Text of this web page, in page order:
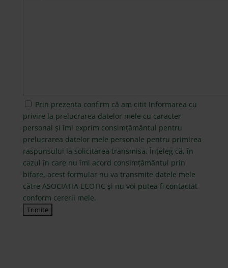
Prin prezenta confirm că am citit Informarea cu
privire la prelucrarea datelor mele cu caracter
personal și îmi exprim consimțământul pentru
prelucrarea datelor mele personale pentru primirea
raspunsului la solicitarea transmisa. Înțeleg că, în
cazul în care nu îmi acord consimțământul prin
bifare, acest formular nu va transmite datele mele
către ASOCIATIA ECOTIC și nu voi putea fi contactat
conform cererii mele.